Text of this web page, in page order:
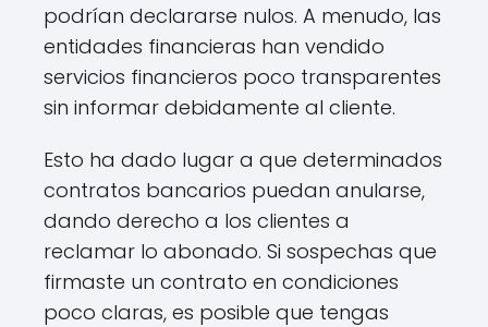
podrían declararse nulos. A menudo, las
entidades financieras han vendido
servicios financieros poco transparentes
sin informar debidamente al cliente.
Esto ha dado lugar a que determinados
contratos bancarios puedan anularse,
dando derecho a los clientes a
reclamar lo abonado. Si sospechas que
firmaste un contrato en condiciones
poco claras, es posible que tengas